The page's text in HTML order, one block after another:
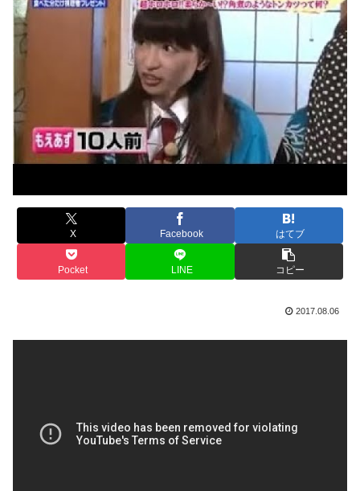
X Facebook はてブ
Pocket LINE コピー
2017.08.06